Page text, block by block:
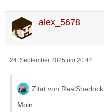
alex_5678
24. September 2025 um 20:44
Zitat von RealSherlock
Moin,